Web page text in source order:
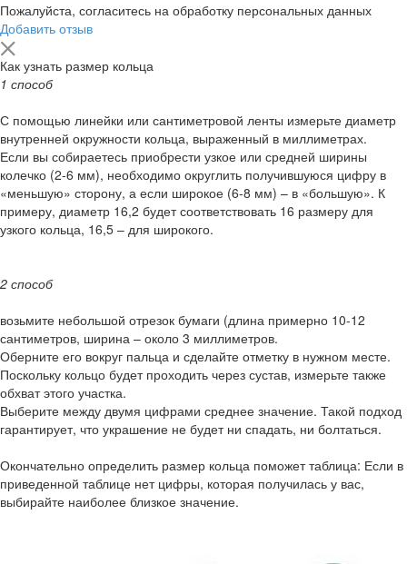
Пожалуйста, согласитесь на обработку персональных данных
Добавить отзыв
Как узнать размер кольца
1 способ
С помощью линейки или сантиметровой ленты измерьте диаметр
внутренней окружности кольца, выраженный в миллиметрах.
Если вы собираетесь приобрести узкое или средней ширины
колечко (2-6 мм), необходимо округлить получившуюся цифру в
«меньшую» сторону, а если широкое (6-8 мм) – в «большую». К
примеру, диаметр 16,2 будет соответствовать 16 размеру для
узкого кольца, 16,5 – для широкого.
2 способ
возьмите небольшой отрезок бумаги (длина примерно 10-12
сантиметров, ширина – около 3 миллиметров.
Оберните его вокруг пальца и сделайте отметку в нужном месте.
Поскольку кольцо будет проходить через сустав, измерьте также
обхват этого участка.
Выберите между двумя цифрами среднее значение. Такой подход
гарантирует, что украшение не будет ни спадать, ни болтаться.
Окончательно определить размер кольца поможет таблица: Если в
приведенной таблице нет цифры, которая получилась у вас,
выбирайте наиболее близкое значение.